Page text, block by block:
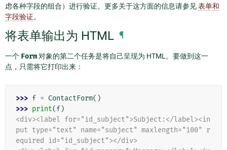
虑各种字段的组合）进行验证。更多关于这方面的信息请参见表单和
字段验证。
将表单输出为 HTML ¶
一个 Form 对象的第二个任务是将自己呈现为 HTML。要做到这一
点，只需将它打印出来：
>>> f = ContactForm()
>>> print(f)
<div><label for="id_subject">Subject:</label><in
put type="text" name="subject" maxlength="100" r
equired id="id_subject"></div>